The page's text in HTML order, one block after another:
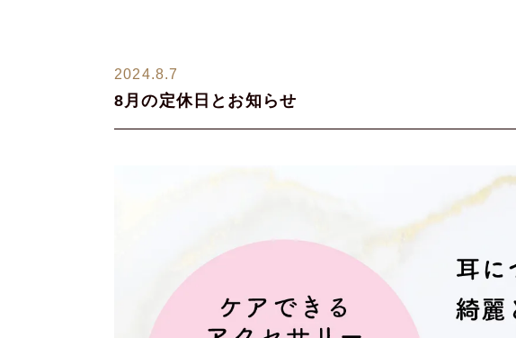
2024.8.7
8月の定休日とお知らせ